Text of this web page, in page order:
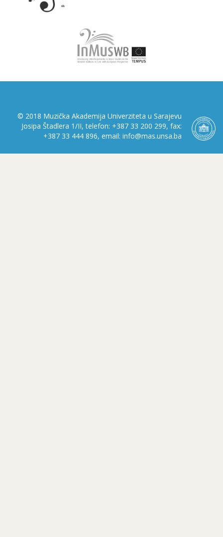
© 2018 Muzička Akademija Univerziteta u Sarajevu
Josipa Štadlera 1/II, telefon: +387 33 200 299, fax:
+387 33 444 896, email: info@mas.unsa.ba